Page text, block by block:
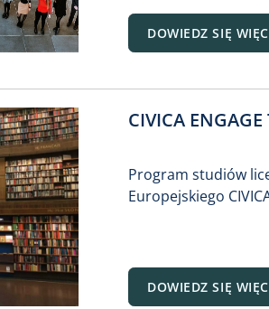
DOWIEDZ SIĘ
CIVICA ENGAGE
Program studiów
Europejskiego
DOWIEDZ SIĘ